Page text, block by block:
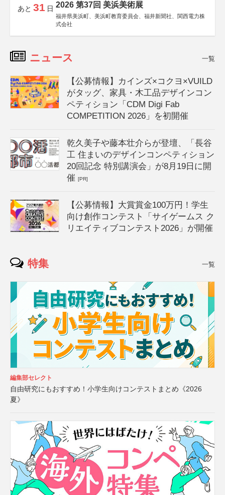
あと 31 日 2026 第37回 美浜美術展
福井県美浜町、美浜町教育委員会、福井新聞社、関西電力株
式会社
ニュース 一覧
【公募情報】カインズ×コクヨ×VUILD
がタッグ、家具・木工品デザインコン
ペティション「CDM Digi Fab
COMPETITION 2026」を初開催
乾久美子や藤本壮介らが登壇、「長谷
工 住まいのデザインコンペティション
20回記念 特別講演会」が8月19日に開
催[PR]
【公募情報】大賞賞金100万円！学生
向け創作コンテスト「サイゲームス ク
リエイティブコンテスト2026」が開催
特集 一覧
編集部セレクト
自由研究にもおすすめ！小学生向けコンテストまとめ《2026
夏》